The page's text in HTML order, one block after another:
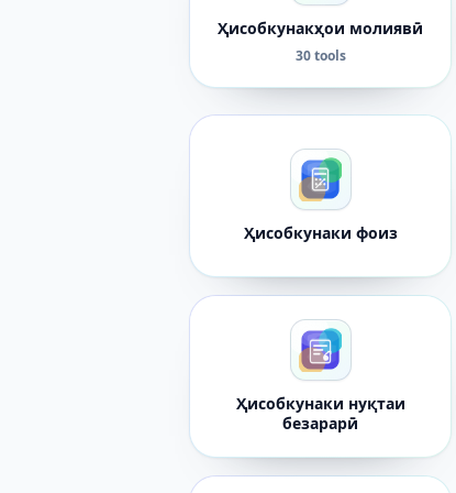
Ҳисобкунакҳои молиявӣ
30 tools
Ҳисобкунаки фоиз
Ҳисобкунаки нуқтаи
безарарӣ